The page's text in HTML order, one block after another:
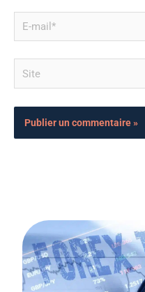
mail*
Site